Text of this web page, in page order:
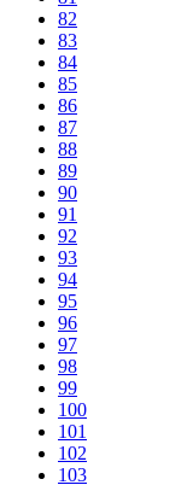
82
83
84
85
86
87
88
89
90
91
92
93
94
95
96
97
98
99
100
101
102
103